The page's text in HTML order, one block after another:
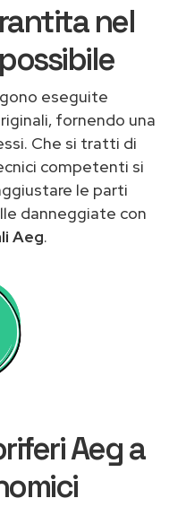
nel
eseguite
fornendo una
Che si tratti di
competenti si
le parti
danneggiate con
Aeg.
Aeg a